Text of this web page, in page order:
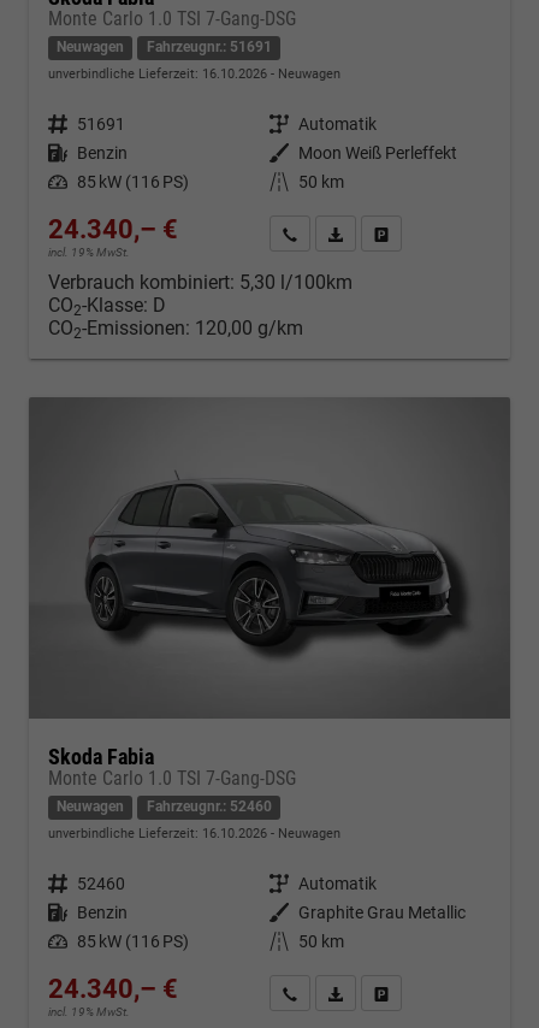
Monte Carlo 1.0 TSI 7-Gang-DSG
Neuwagen Fahrzeugnr.: 51691
unverbindliche Lieferzeit: 16.10.2026 Neuwagen
Fahrzeugnr. 51691 Getriebe Automatik
Kraftstoff Benzin Außenfarbe
Moon Weiß Perleffekt
Leistung 85 kW (116 PS) Kilometerstand 50 km
24.340,– €
incl. 19% MwSt.
Kontakt & Angebot anfordern
PDF-Datei, Fahrzeugexposé
Verbrauch kombiniert: 5,30 l/100km
CO2-Klasse: D
CO2-Emissionen: 120,00 g/km
Skoda Fabia
Monte Carlo 1.0 TSI 7-Gang-DSG
Neuwagen Fahrzeugnr.: 52460
unverbindliche Lieferzeit: 16.10.2026 Neuwagen
Fahrzeugnr. 52460 Getriebe Automatik
Kraftstoff Benzin Außenfarbe
Graphite Grau Metallic
Leistung 85 kW (116 PS) Kilometerstand 50 km
24.340,– €
incl. 19% MwSt.
Kontakt & Angebot anfordern
PDF-Datei, Fahrzeugexposé